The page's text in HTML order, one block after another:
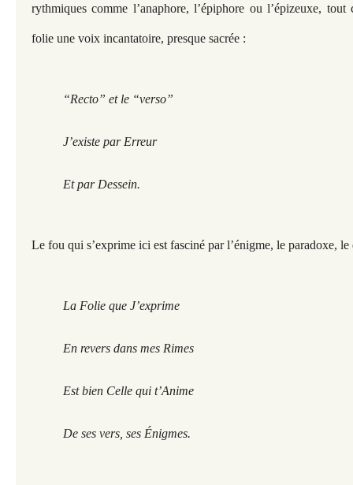
rythmiques comme l’anaphore, l’épiphore ou l’épizeuxe,
folie une voix incantatoire, presque sacrée :
“Recto” et le “verso”
J’existe par Erreur
Et par Dessein.
Le fou qui s’exprime ici est fasciné par l’énigme, le paradoxe, le
La Folie que J’exprime
En revers dans mes Rimes
Est bien Celle qui t’Anime
De ses vers, ses Énigmes.